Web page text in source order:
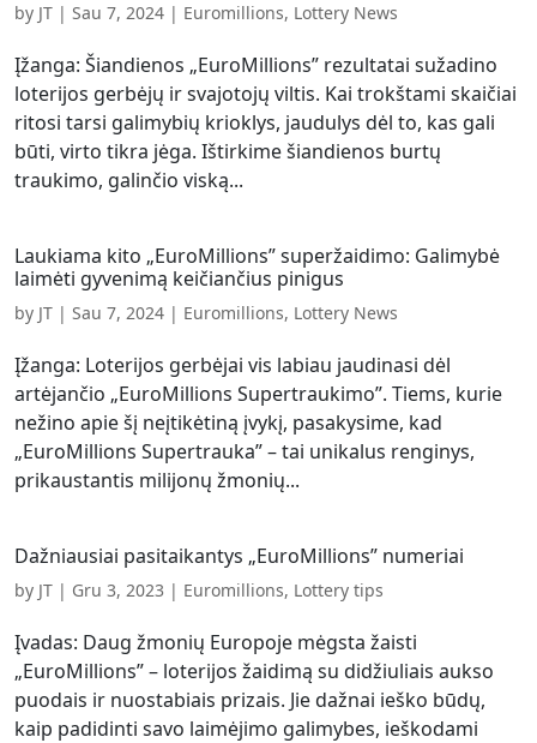
by JT | Sau 7, 2024 | Euromillions, Lottery News
Įžanga: Šiandienos „EuroMillions” rezultatai sužadino
loterijos gerbėjų ir svajotojų viltis. Kai trokštami skaičiai
ritosi tarsi galimybių krioklys, jaudulys dėl to, kas gali
būti, virto tikra jėga. Ištirkime šiandienos burtų
traukimo, galinčio viską...
Laukiama kito „EuroMillions” superžaidimo: Galimybė
laimėti gyvenimą keičiančius pinigus
by JT | Sau 7, 2024 | Euromillions, Lottery News
Įžanga: Loterijos gerbėjai vis labiau jaudinasi dėl
artėjančio „EuroMillions Supertraukimo”. Tiems, kurie
nežino apie šį neįtikėtiną įvykį, pasakysime, kad
„EuroMillions Supertrauka” – tai unikalus renginys,
prikaustantis milijonų žmonių...
Dažniausiai pasitaikantys „EuroMillions” numeriai
by JT | Gru 3, 2023 | Euromillions, Lottery tips
Įvadas: Daug žmonių Europoje mėgsta žaisti
„EuroMillions” – loterijos žaidimą su didžiuliais aukso
puodais ir nuostabiais prizais. Jie dažnai ieško būdų,
kaip padidinti savo laimėjimo galimybes, ieškodami